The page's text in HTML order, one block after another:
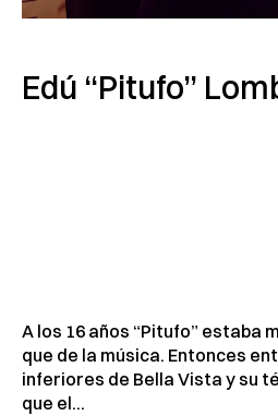
Edú “Pitufo”
A los 16 años “Pitufo” estaba
que de la música. Entonces
inferiores de Bella Vista y su
que el...